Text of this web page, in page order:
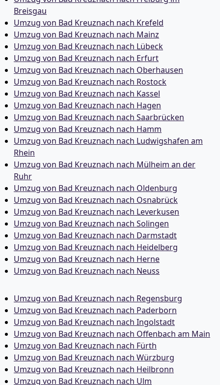
Breisgau
Umzug von Bad Kreuznach nach Krefeld
Umzug von Bad Kreuznach nach Mainz
Umzug von Bad Kreuznach nach Lübeck
Umzug von Bad Kreuznach nach Erfurt
Umzug von Bad Kreuznach nach Oberhausen
Umzug von Bad Kreuznach nach Rostock
Umzug von Bad Kreuznach nach Kassel
Umzug von Bad Kreuznach nach Hagen
Umzug von Bad Kreuznach nach Saarbrücken
Umzug von Bad Kreuznach nach Hamm
Umzug von Bad Kreuznach nach Ludwigshafen am
Rhein
Umzug von Bad Kreuznach nach Mülheim an der
Ruhr
Umzug von Bad Kreuznach nach Oldenburg
Umzug von Bad Kreuznach nach Osnabrück
Umzug von Bad Kreuznach nach Leverkusen
Umzug von Bad Kreuznach nach Solingen
Umzug von Bad Kreuznach nach Darmstadt
Umzug von Bad Kreuznach nach Heidelberg
Umzug von Bad Kreuznach nach Herne
Umzug von Bad Kreuznach nach Neuss
Umzug von Bad Kreuznach nach Regensburg
Umzug von Bad Kreuznach nach Paderborn
Umzug von Bad Kreuznach nach Ingolstadt
Umzug von Bad Kreuznach nach Offenbach am Main
Umzug von Bad Kreuznach nach Fürth
Umzug von Bad Kreuznach nach Würzburg
Umzug von Bad Kreuznach nach Heilbronn
Umzug von Bad Kreuznach nach Ulm